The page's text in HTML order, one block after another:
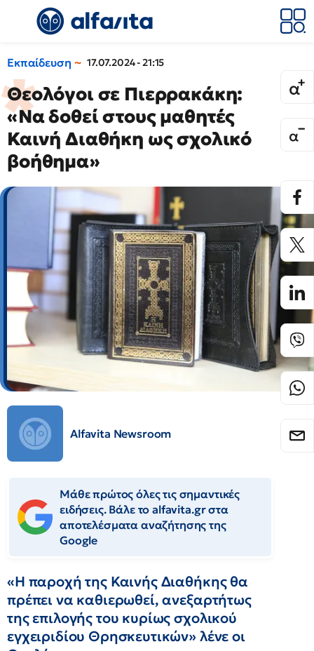
Εκπαίδευση 17.07.2024 - 21:15
Θεολόγοι σε Πιερρακάκη:
«Να δοθεί στους μαθητές
Καινή Διαθήκη ως σχολικό
βοήθημα»
Alfavita Newsroom
Μάθε πρώτος όλες τις σημαντικές
ειδήσεις. Βάλε το alfavita.gr στα
αποτελέσματα αναζήτησης της
Google
«Η παροχή της Καινής Διαθήκης θα
πρέπει να καθιερωθεί, ανεξαρτήτως
της επιλογής του κυρίως σχολικού
εγχειριδίου Θρησκευτικών» λένε οι